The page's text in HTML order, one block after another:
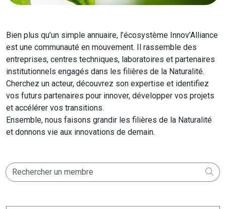
Bien plus qu’un simple annuaire, l’écosystème Innov’Alliance
est une communauté en mouvement. Il rassemble des
entreprises, centres techniques, laboratoires et partenaires
institutionnels engagés dans les filières de la Naturalité.
Cherchez un acteur, découvrez son expertise et identifiez
vos futurs partenaires pour innover, développer vos projets
et accélérer vos transitions.
Ensemble, nous faisons grandir les filières de la Naturalité
et donnons vie aux innovations de demain.